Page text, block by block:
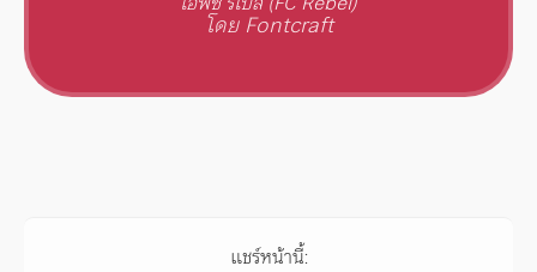
โดย Fontcraft
แชร์หน้านี้: